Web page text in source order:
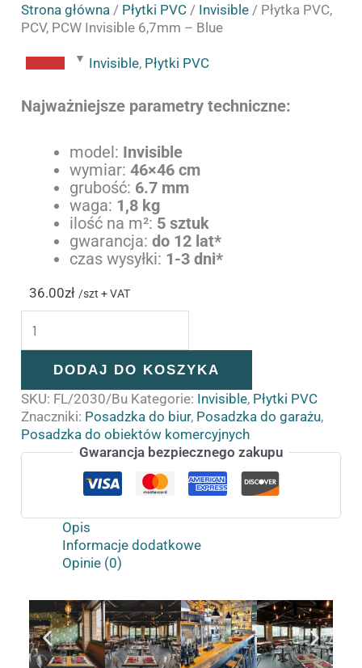
Strona główna / Płytki PVC / Invisible / Płytka PVC,
PCV, PCW Invisible 6,7mm – Blue
Invisible, Płytki PVC
Najważniejsze parametry techniczne:
model: Invisible
wymiar:46×46 cm
grubość: 6.7 mm
waga: 1,8 kg
ilość na m²: 5 sztuk
gwarancja:do 12 lat*
czas wysyłki: 1-3 dni*
36.00zł /szt + VAT
DODAJ DO KOSZYKA
SKU: FL/2030/Bu Kategorie: Invisible, Płytki PVC
Znaczniki: Posadzka do biur, Posadzka do garażu,
Posadzka do obiektów komercyjnych
Gwarancja bezpiecznego zakupu
Opis
Informacje dodatkowe
Opinie (0)